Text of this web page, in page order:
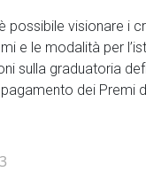
possibile visionare i
e le modalità per
sulla graduatoria
dei Premi